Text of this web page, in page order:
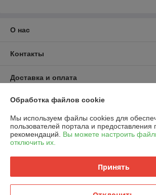
О нас
Контакты
Доставка и оплата
График работы
Полная версия сайта
Сайт создан на платформе Deal.by
Обработка файлов cookie
Мы используем файлы cookies для
пользователей портала и предоставления
рекомендаций. Вы можете настроить
отключить их.
Принять